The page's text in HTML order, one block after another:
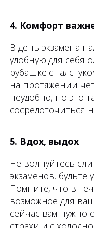
4. Комфорт
В день экзамена
удобную для себя
рубашке с
на протяжении
неудобно, но это
сосредоточиться
5. Вдох, выдох
Не волнуйтесь
экзаменов, будьте
Помните, что в
возможное для
сейчас вам нужно
страхи и с